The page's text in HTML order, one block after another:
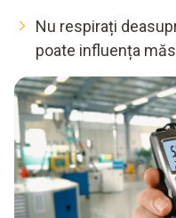
Nu respirați
poate influența